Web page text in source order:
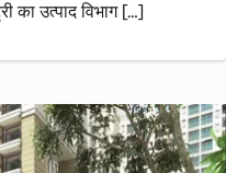
का उत्पाद विभाग […]